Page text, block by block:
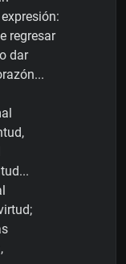
regresar
dar